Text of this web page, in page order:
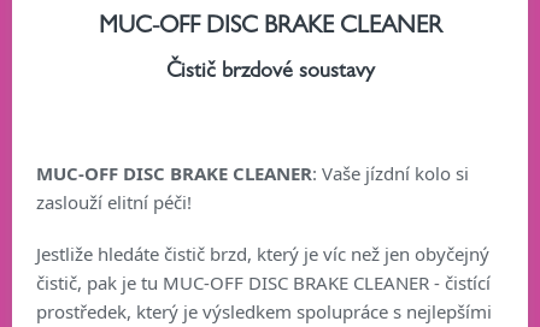
MUC-OFF DISC BRAKE CLEANER
Čistič brzdové soustavy
MUC-OFF DISC BRAKE CLEANER: Vaše jízdní kolo si
zaslouží elitní péči!
Jestliže hledáte čistič brzd, který je víc než jen obyčejný
čistič, pak je tu MUC-OFF DISC BRAKE CLEANER - čistící
prostředek, který je výsledkem spolupráce s nejlepšími